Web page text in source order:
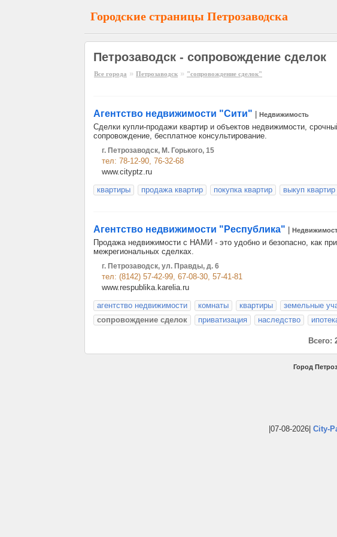
Городские страницы Петрозаводска
Петрозаводск - сопровождение сделок
Все города » Петрозаводск » "сопровождение сделок"
Агентство недвижимости "Сити" Недвижимость
Cделки купли-продажи квартир и объектов недвижимости,
сопровождение, бесплатное консультирование.
г. Петрозаводск, М. Горького, 15
тел: 78-12-90, 76-32-68
www.cityptz.ru
квартиры
продажа квартир покупка квартир выкуп квартир
Агентство недвижимости "Республика"
Продажа недвижимости с НАМИ - это удобно и безопасно, как
межрегиональных сделках.
г. Петрозаводск, ул. Правды, д. 6
тел: (8142) 57-42-99, 67-08-30, 57-41-81
www.respublika.karelia.ru
агентство недвижимости
комнаты квартиры земельные
сопровождение сделок
приватизация наследство
Всего:
Город
|07-08-2026| City-